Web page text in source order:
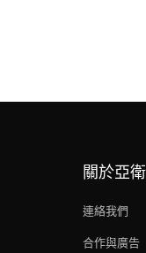
關於亞衛
連絡我們
合作與廣告